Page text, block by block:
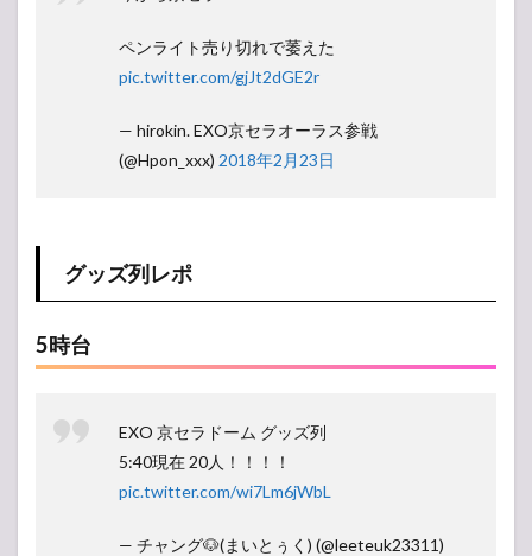
ペンライト売り切れで萎えた
pic.twitter.com/gjJt2dGE2r
— hirokin. EXO京セラオーラス参戦
(@Hpon_xxx) 2018年2月23日
グッズ列レポ
5時台
EXO 京セラドーム グッズ列
5:40現在 20人！！！！
pic.twitter.com/wi7Lm6jWbL
— チャング🐶(まいとぅく) (@leeteuk23311)